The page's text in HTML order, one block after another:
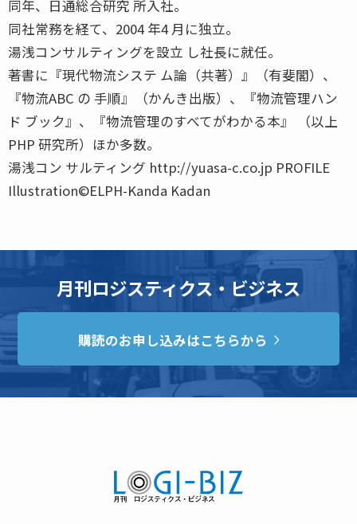
同年、日通総合研究 所入社。
同社常務を経て、2004 年4 月に独立。
湯浅コンサルティングを設立 し社長に就任。
著書に『現代物流システ ム論（共著）』（有斐閣）、
『物流ABC の 手順』（かんき出版）、『物流管理ハン
ド ブック』、『物流管理のすべてがわかる本』 （以上
PHP 研究所）ほか多数。
湯浅コン サルティング http://yuasa-c.co.jp PROFILE
Illustration©ELPH-Kanda Kadan
月刊ロジスティクス・ビジネス
購読のお申し込みはこちらから